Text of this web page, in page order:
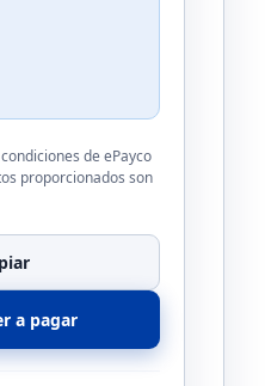
de ePayco
proporcionados son
a pagar